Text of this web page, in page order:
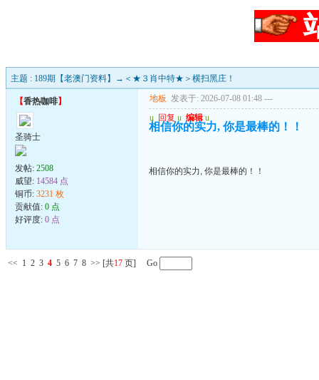
主题 : 189期【老澳门资料】→＜★３肖中特★＞横扫黑庄！
【香热咖啡】
圣骑士
发帖: 2508
威望: 14584 点
铜币: 3231 枚
贡献值: 0 点
好评度: 0 点
地板 发表于: 2026-07-08 01:48 ---
u 回复 u 编辑 u
相信你的实力, 你是最棒的！！
相信你的实力, 你是最棒的！！
<< 1 2 3 4 5 6 7 8 >> [共17 页] Go